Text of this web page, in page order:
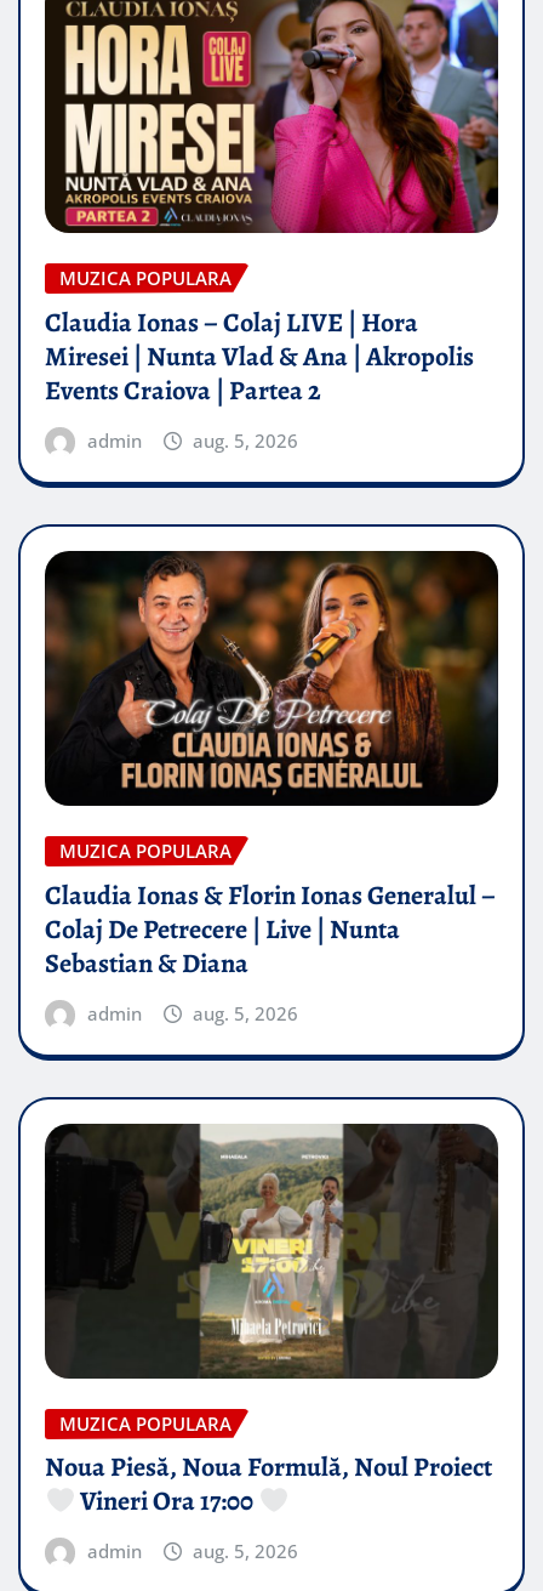
MUZICA POPULARA
Claudia Ionas – Colaj LIVE | Hora
Miresei | Nunta Vlad & Ana | Akropolis
Events Craiova | Partea 2
admin aug. 5, 2026
MUZICA POPULARA
Claudia Ionas & Florin Ionas Generalul –
Colaj De Petrecere | Live | Nunta
Sebastian & Diana
admin aug. 5, 2026
MUZICA POPULARA
Noua Piesă, Noua Formulă, Noul Proiect
Vineri Ora 17:00
admin aug. 5, 2026